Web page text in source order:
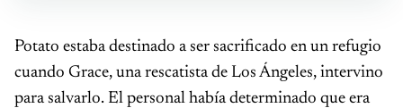
Potato estaba destinado a ser sacrificado en un refugio
cuando Grace, una rescatista de Los Ángeles, intervino
para salvarlo. El personal había determinado que era